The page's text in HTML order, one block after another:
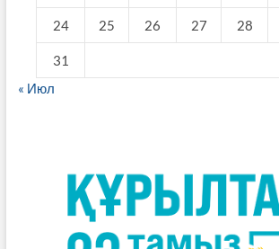
24 25 26 27 28
31
« Июл